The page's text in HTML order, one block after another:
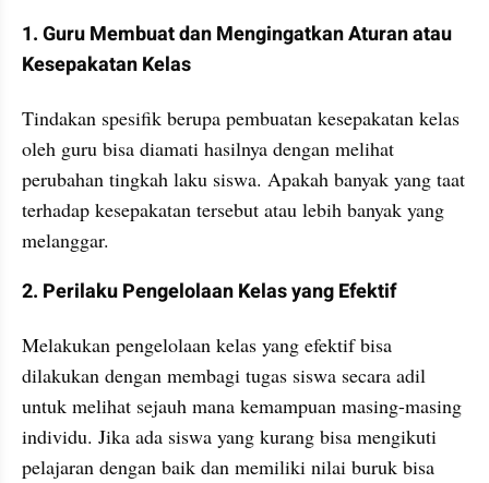
1. Guru Membuat dan Mengingatkan Aturan atau
Kesepakatan Kelas
Tindakan spesifik berupa pembuatan kesepakatan kelas
oleh guru bisa diamati hasilnya dengan melihat
perubahan tingkah laku siswa. Apakah banyak yang taat
terhadap kesepakatan tersebut atau lebih banyak yang
melanggar.
2. Perilaku Pengelolaan Kelas yang Efektif
Melakukan pengelolaan kelas yang efektif bisa
dilakukan dengan membagi tugas siswa secara adil
untuk melihat sejauh mana kemampuan masing-masing
individu. Jika ada siswa yang kurang bisa mengikuti
pelajaran dengan baik dan memiliki nilai buruk bisa